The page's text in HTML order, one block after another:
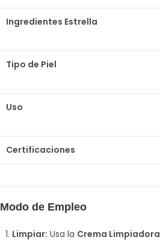
Ingredientes Estrella
Tipo de Piel
Uso
Certificaciones
Modo de Empleo
Limpiar: Usa la Crema Limpiadora